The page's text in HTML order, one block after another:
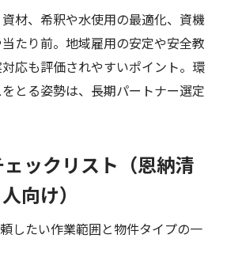
材、希釈や水使用の最適化、資機
たり前。地域雇用の安定や安全教
応も評価されやすいポイント。環
とる姿勢は、長期パートナー選定
ックリスト（恩納清
向け）
したい作業範囲と物件タイプの一